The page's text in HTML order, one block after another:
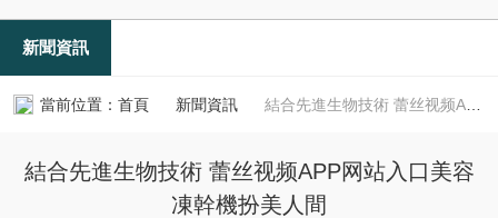
新聞資訊
當前位置： 首頁 新聞資訊 結合先進生物技術 蕾丝视频APP网站入口美容凍幹機扮美人間
結合先進生物技術 蕾丝视频APP网站入口美容
凍幹機扮美人間